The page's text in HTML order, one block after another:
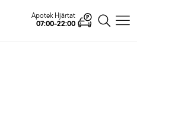
Apotek Hjärtat
07:00-22:00